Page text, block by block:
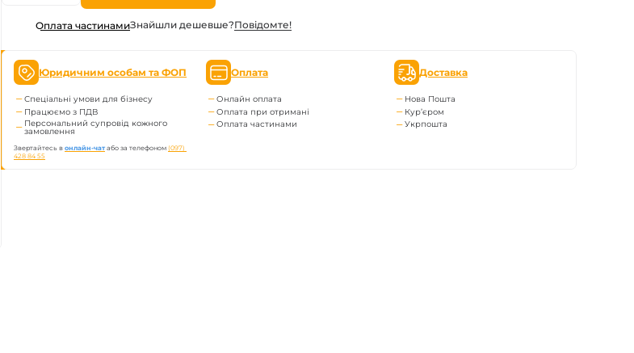
Оплата частинамиЗнайшли дешевше?Повiдомте!
Юридичним особам та ФОП
Спеціальні умови для бізнесу
Працюємо з ПДВ
Персональний супровід кожного
замовлення
Звертайтесь вонлайн-чат або за телефоном(097)
428 84 55
Оплата
Онлайн оплата
Оплата при отримані
Оплата частинами
Доставка
Нова Пошта
Кур’єром
Укрпошта